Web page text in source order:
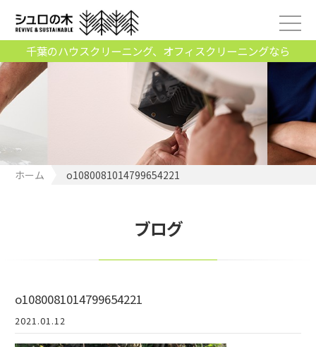
千葉のハウスクリーニング、オフィスクリーニングなら
ホーム o1080081014799654221
ブログ
o1080081014799654221
2021.01.12